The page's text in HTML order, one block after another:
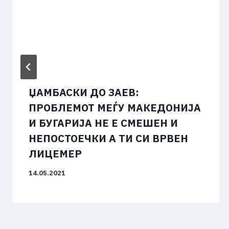
ЏАМБАСКИ ДО ЗАЕВ:
ПРОБЛЕМОТ МЕЃУ МАКЕДОНИЈА
И БУГАРИЈА НЕ Е СМЕШЕН И
НЕПОСТОЕЧКИ А ТИ СИ ВРВЕН
ЛИЦЕМЕР
14.05.2021